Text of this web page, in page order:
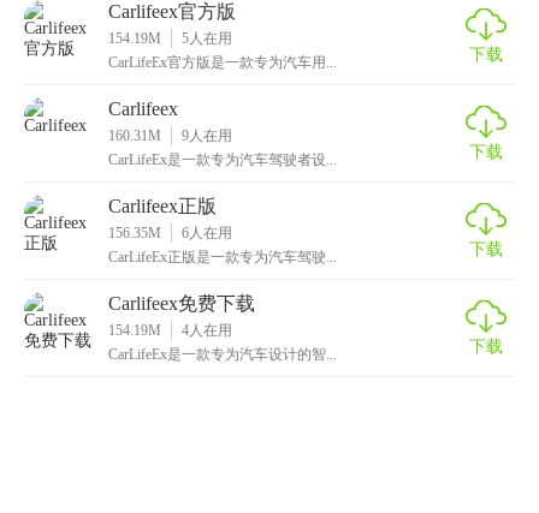
Carlifeex官方版
154.19M 5人在用
CarLifeEx官方版是一款专为汽车用...
下载
Carlifeex
160.31M 9人在用
CarLifeEx是一款专为汽车驾驶者设...
下载
Carlifeex正版
156.35M 6人在用
CarLifeEx正版是一款专为汽车驾驶...
下载
Carlifeex免费下载
154.19M 4人在用
CarLifeEx是一款专为汽车设计的智...
下载